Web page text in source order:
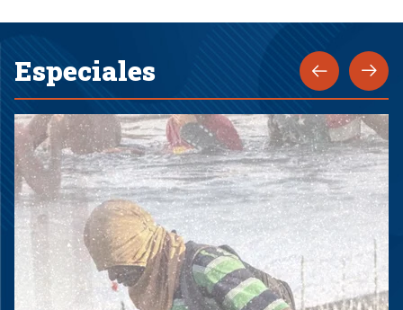
Especiales